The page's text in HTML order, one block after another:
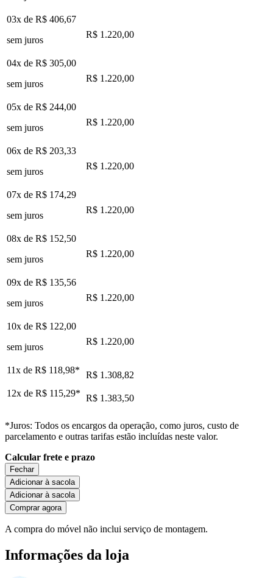
03x de R$ 406,67
sem juros
R$ 1.220,00
04x de R$ 305,00
sem juros
R$ 1.220,00
05x de R$ 244,00
sem juros
R$ 1.220,00
06x de R$ 203,33
sem juros
R$ 1.220,00
07x de R$ 174,29
sem juros
R$ 1.220,00
08x de R$ 152,50
sem juros
R$ 1.220,00
09x de R$ 135,56
sem juros
R$ 1.220,00
10x de R$ 122,00
sem juros
R$ 1.220,00
11x de R$ 118,98*
R$ 1.308,82
12x de R$ 115,29* R$ 1.383,50
*Juros: Todos os encargos da operação, como juros, custo de
parcelamento e outras tarifas estão incluídas neste valor.
Calcular frete e prazo
Fechar
Adicionar à sacola
Adicionar à sacola
Comprar agora
A compra do móvel não inclui serviço de montagem.
Informações da loja